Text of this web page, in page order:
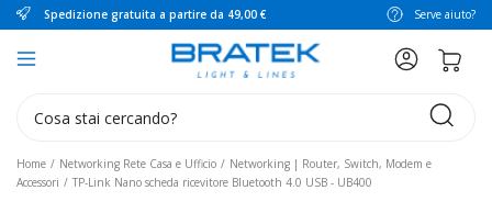
Spedizione gratuita a partire da 49,00 € Serve aiuto?
search
Home Networking Rete Casa e Ufficio
Networking | Router, Switch, Modem e
Accessori
TP-Link Nano scheda ricevitore Bluetooth 4.0 USB - UB400